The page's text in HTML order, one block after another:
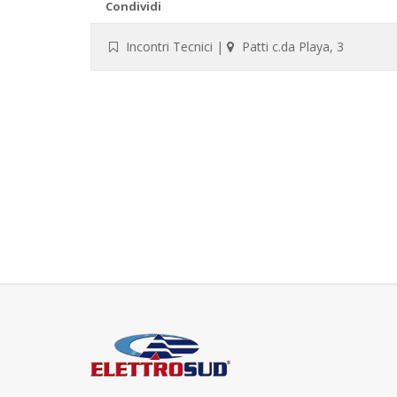
Condividi
Incontri Tecnici | Patti c.da Playa, 3